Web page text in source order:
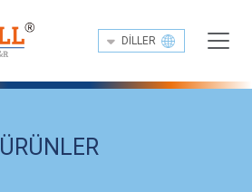
DILLER
ÜRÜNLER